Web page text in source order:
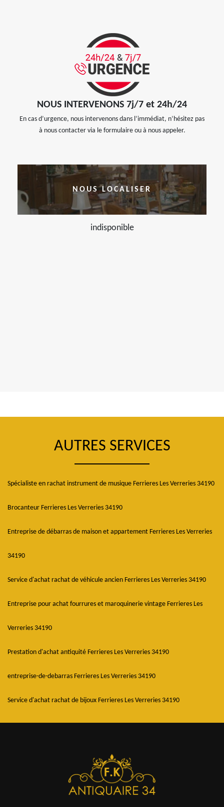
NOUS INTERVENONS 7j/7 et 24h/24
En cas d’urgence, nous intervenons dans l’immédiat, n’hésitez pas
à nous contacter via le formulaire ou à nous appeler.
NOUS LOCALISER
indisponible
AUTRES SERVICES
Spécialiste en rachat instrument de musique Ferrieres Les Verreries 34190
Brocanteur Ferrieres Les Verreries 34190
Entreprise de débarras de maison et appartement Ferrieres Les Verreries
34190
Service d'achat rachat de véhicule ancien Ferrieres Les Verreries 34190
Entreprise pour achat fourrures et maroquinerie vintage Ferrieres Les
Verreries 34190
Prestation d'achat antiquité Ferrieres Les Verreries 34190
entreprise-de-debarras Ferrieres Les Verreries 34190
Service d'achat rachat de bijoux Ferrieres Les Verreries 34190